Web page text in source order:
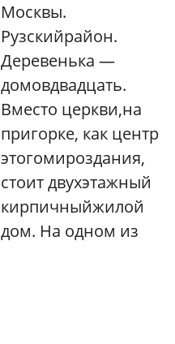
Москвы.
Рузскийрайон.
Деревенька —
домовдвадцать.
Вместо церкви,на
пригорке, как центр
этогомироздания,
стоит двухэтажный
кирпичныйжилой
дом. На одном из